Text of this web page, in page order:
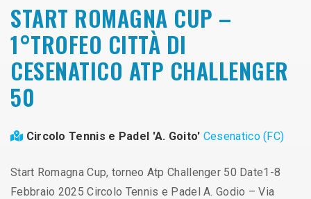
START ROMAGNA CUP –
1°TROFEO CITTÀ DI
CESENATICO ATP CHALLENGER
50
Circolo Tennis e Padel 'A. Goito' Cesenatico (FC)
Start Romagna Cup, torneo Atp Challenger 50 Date1-8
Febbraio 2025 Circolo Tennis e Padel A. Godio – Via